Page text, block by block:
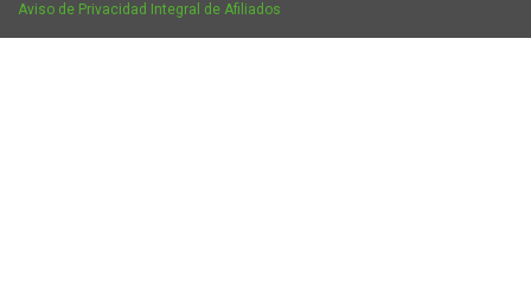
Aviso de Privacidad Integral de Afiliados